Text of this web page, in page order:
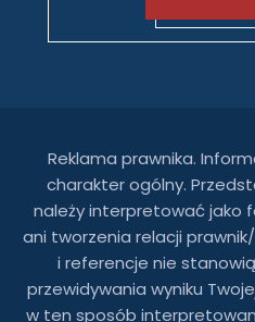
Reklama prawnika.
charakter ogólny.
należy interpretować jako
ani tworzenia relacji
i referencje nie
przewidywania wyniku
w ten sposób